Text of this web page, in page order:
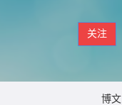
关注
博文